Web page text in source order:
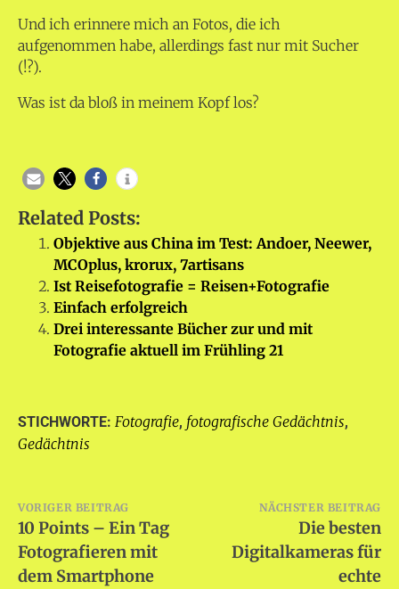
Und ich erinnere mich an Fotos, die ich
aufgenommen habe, allerdings fast nur mit Sucher
(!?).
Was ist da bloß in meinem Kopf los?
Related Posts:
Objektive aus China im Test: Andoer, Neewer,
MCOplus, krorux, 7artisans
Ist Reisefotografie = Reisen+Fotografie
Einfach erfolgreich
Drei interessante Bücher zur und mit
Fotografie aktuell im Frühling 21
STICHWORTE: Fotografie, fotografische Gedächtnis,
Gedächtnis
Beitragsnavigation
VORIGER BEITRAG
10 Points – Ein Tag
Fotografieren mit
dem Smartphone
NÄCHSTER BEITRAG
Die besten
Digitalkameras für
echte